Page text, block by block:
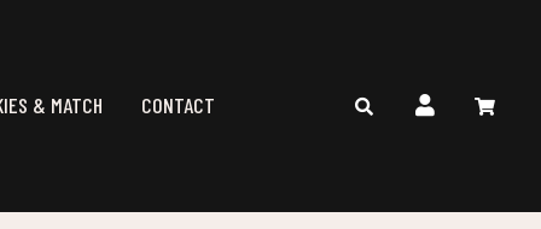
& MATCH CONTACT